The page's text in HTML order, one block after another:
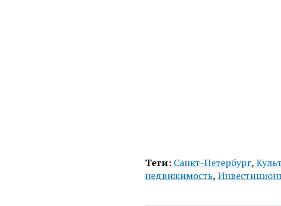
Теги: Санкт-Петербург,
недвижимость,